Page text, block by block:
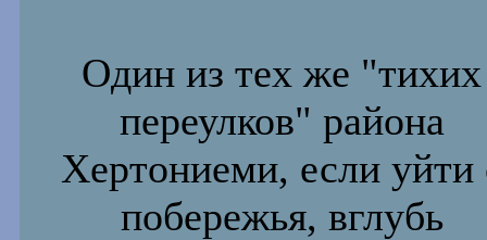
Один из тех же "тихих
переулков" района
Хертониеми, если уйти
побережья, вглубь